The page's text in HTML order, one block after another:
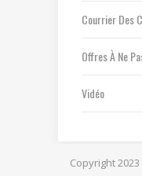
Courrier Des
Offres À Ne
Vidéo
Copyright